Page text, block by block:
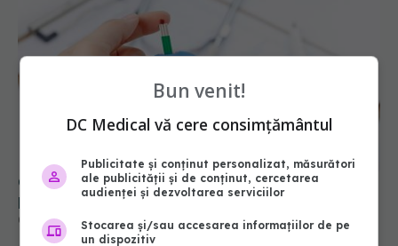
Ce se întâmplă cu creierul tău când glicemia este
prea mare
05 iul 2026, 15:09
Bun venit!
DC Medical vă cere consimțământul
Publicitate și conținut personalizat, măsurători
ale publicității și de conținut, cercetarea
audienței și dezvoltarea serviciilor
Stocarea și/sau accesarea informațiilor de pe
un dispozitiv